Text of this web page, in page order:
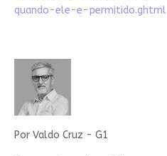
quando-ele-e-permitido.ghtml
Por Valdo Cruz - G1